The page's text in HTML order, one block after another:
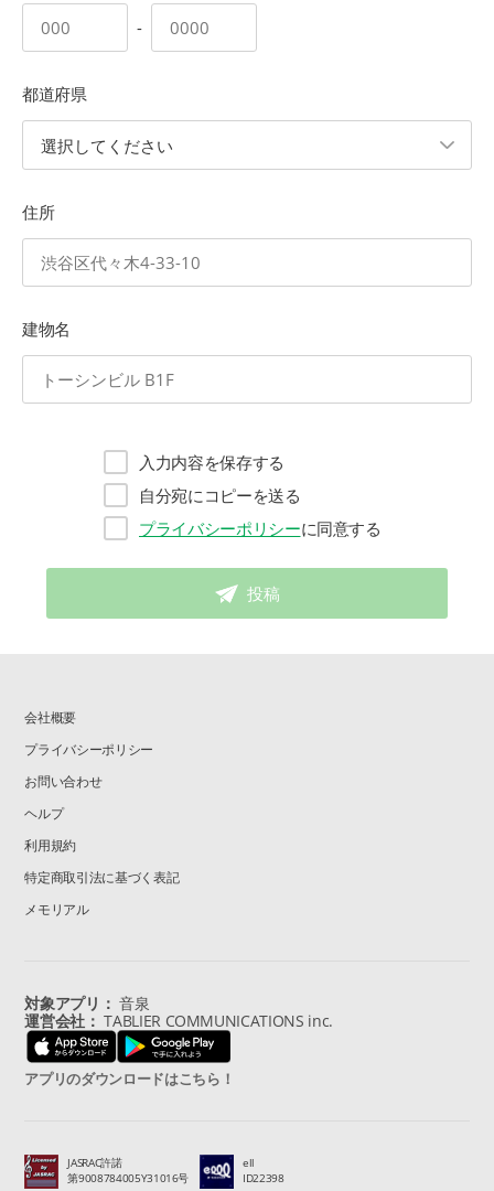
-
都道府県
住所
建物名
入力内容を保存する
自分宛にコピーを送る
プライバシーポリシーに同意する
投稿
会社概要
プライバシーポリシー
お問い合わせ
ヘルプ
利用規約
特定商取引法に基づく表記
メモリアル
対象アプリ： 音泉
運営会社： TABLIER COMMUNICATIONS inc.
アプリのダウンロードはこちら！
JASRAC許諾
第9008784005Y31016号
ell
ID22398